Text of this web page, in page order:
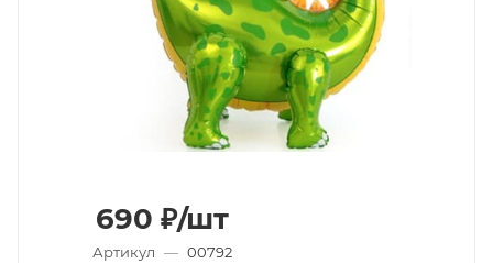
690 ₽/шт
Артикул — 00792